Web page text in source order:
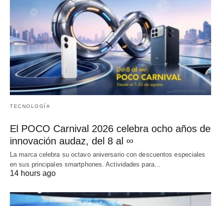
TECNOLOGÍA
El POCO Carnival 2026 celebra ocho años de
innovación audaz, del 8 al ∞
La marca celebra su octavo aniversario con descuentos especiales
en sus principales smartphones. Actividades para…
14 hours ago